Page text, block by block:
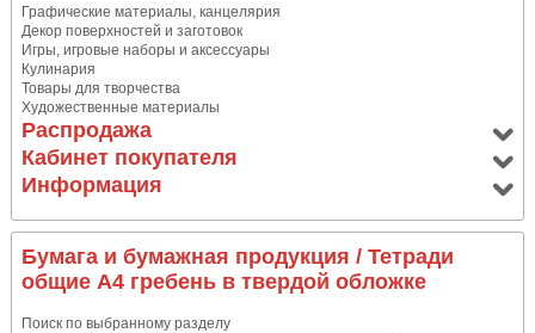
Графические материалы, канцелярия
Декор поверхностей и заготовок
Игры, игровые наборы и аксессуары
Кулинария
Товары для творчества
Художественные материалы
Распродажа
Кабинет покупателя
Информация
Бумага и бумажная продукция / Тетради
общие А4 гребень в твердой обложке
Поиск по выбранному разделу